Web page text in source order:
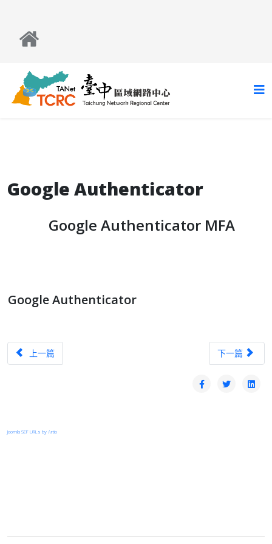
Google Authenticator
Google Authenticator MFA
Google Authenticator
上一篇文章：pfSense 中央管理系統
上一篇 下一篇文章：
下一篇
Joomla SEF URLs by Artio